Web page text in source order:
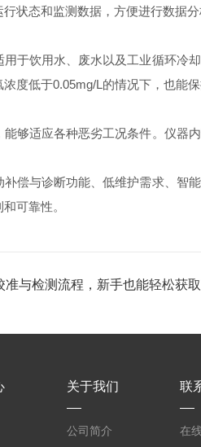
状态和监测数据，方便进行数据分
饮用水、废水以及工业循环冷
度低于0.05mg/L的情况下，也能
适应各种恶劣工况条件。仪器
与诊断功能、低维护需求、智
可靠性。
准与检测流程，新手也能轻松获
关于我们
公司简介
联
在